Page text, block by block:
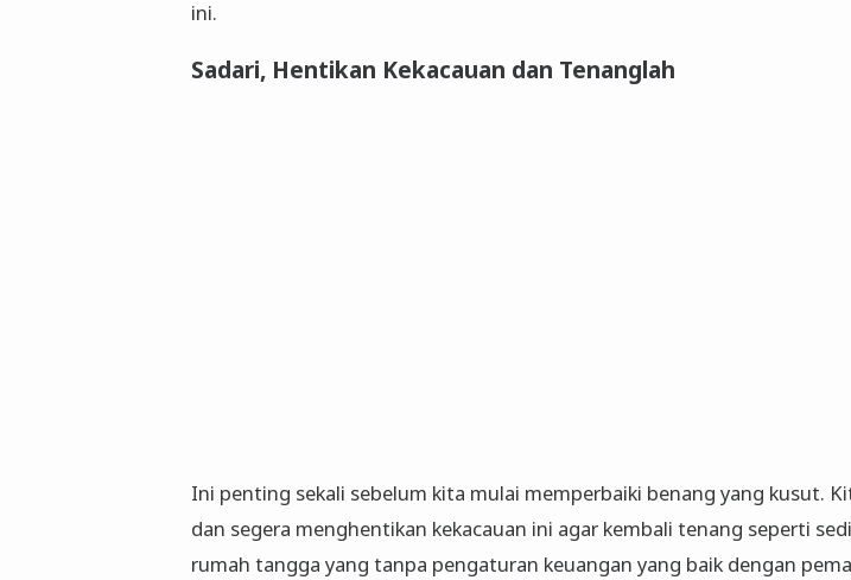
ini.
Sadari, Hentikan Kekacauan dan Tenanglah
Ini penting sekali sebelum kita mulai memperbaiki benang yang kusut.
dan segera menghentikan kekacauan ini agar kembali tenang seperti
rumah tangga yang tanpa pengaturan keuangan yang baik dengan